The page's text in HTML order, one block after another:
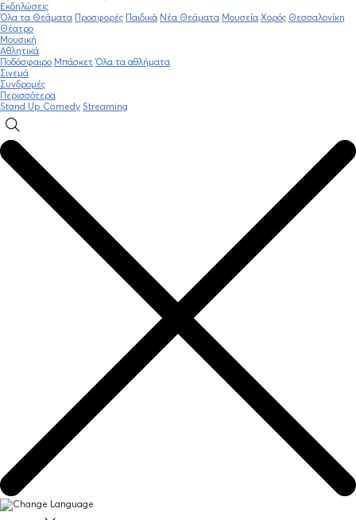
Εκδηλώσεις
Όλα τα Θεάματα Προσφορές Παιδικά Νέα Θεάματα Μουσεία Χορός Θεσσαλονίκη
Θέατρο
Μουσική
Αθλητικά
Ποδόσφαιρο Μπάσκετ Όλα τα αθλήματα
Σινεμά
Συνδρομές
Περισσότερα
Stand Up Comedy Streaming